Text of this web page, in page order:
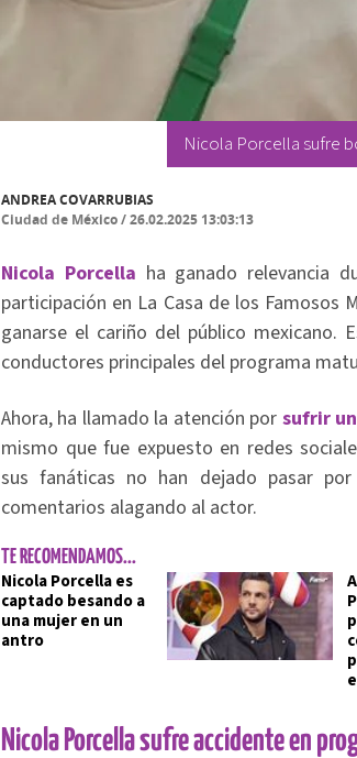
Nicola Porcella sufre
ANDREA COVARRUBIAS
Ciudad de México/26.02.2025 13:03:13
Nicola Porcella ha ganado relevancia
participación en La Casa de los Famosos
ganarse el cariño del público
conductores principales del programa
Ahora, ha llamado la atención por sufrir
mismo que fue expuesto en redes
sus fanáticas no han dejado pasar
comentarios alagando al actor.
TE RECOMENDAMOS...
Nicola Porcella es
captado besando a
una mujer en un
antro
Nicola Porcella sufre accidente en